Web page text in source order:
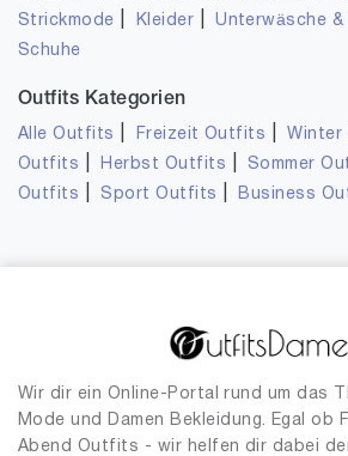
Strickmode
Kleider |Unterwäsche
Schuhe
Outfits Kategorien
Alle Outfits Freizeit Outfits |
Outfits
Herbst Outfits Sommer
Outfits
Sport Outfits Business
Wir dir ein Online-Portal rund um das
Mode und Damen Bekleidung. Egal ob
Abend Outfits - wir helfen dir dabei